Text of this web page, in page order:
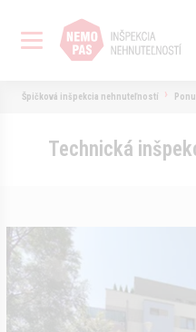
Špičková inšpekcia nehnuteľností
Technická